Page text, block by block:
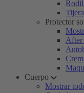
Protector
After
Cuerpo
Mostrar